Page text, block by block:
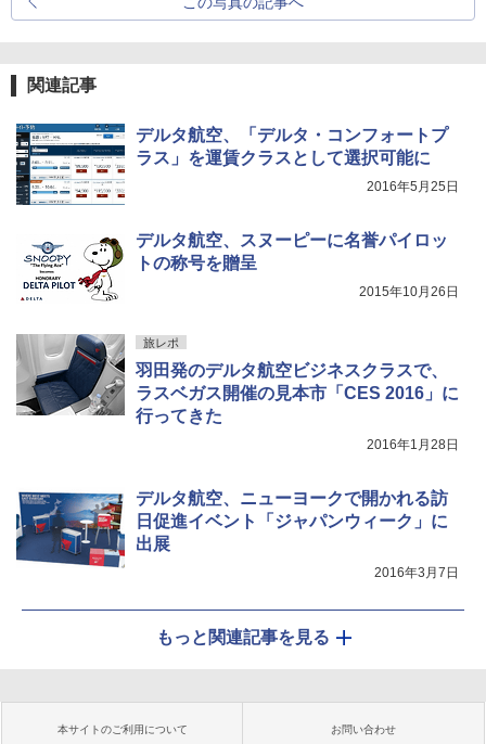
関連記事
デルタ航空、「デルタ・コンフォートプ
ラス」を運賃クラスとして選択可能に
2016年5月25日
デルタ航空、スヌーピーに名誉パイロッ
トの称号を贈呈
2015年10月26日
旅レポ
羽田発のデルタ航空ビジネスクラスで、
ラスベガス開催の見本市「CES 2016」に
行ってきた
2016年1月28日
デルタ航空、ニューヨークで開かれる訪
日促進イベント「ジャパンウィーク」に
出展
2016年3月7日
もっと関連記事を見る
本サイトのご利用について お問い合わせ